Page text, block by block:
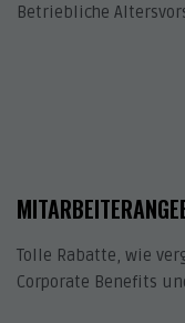
Betriebliche
Tolle Rabatte, wie
Corporate Benefits